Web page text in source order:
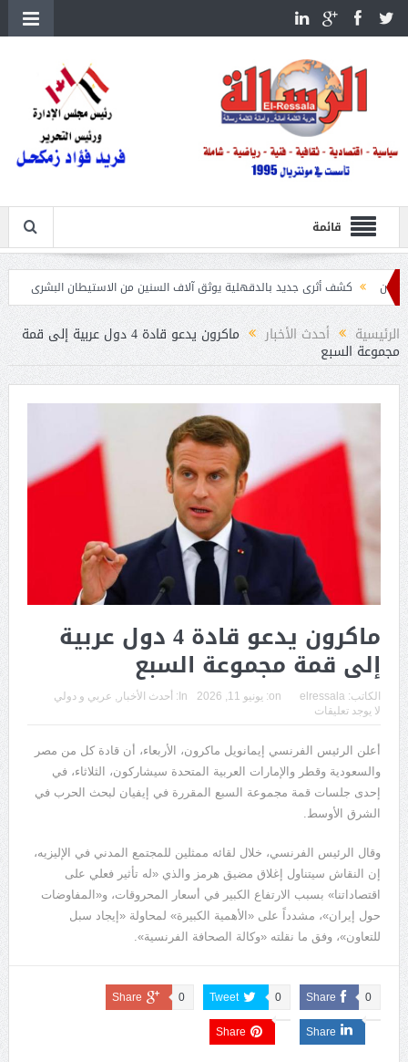
قائمة
كشف أثرى جديد بالدقهلية يوثق آلاف السنين من الاستيطان البشرى اتحاد الكرة يطلب
الرئيسية أحدث الأخبار ماكرون يدعو قادة 4 دول عربية إلى قمة
مجموعة السبع
ماكرون يدعو قادة 4 دول عربية
إلى قمة مجموعة السبع
الكاتب: elressala
on: يونيو 11, 2026 In: أحدث الأخبار , عربي و دولي
لا يوجد تعليقات
أعلن الرئيس الفرنسي إيمانويل ماكرون، الأربعاء، أن قادة كل من مصر
والسعودية وقطر والإمارات العربية المتحدة سيشاركون، الثلاثاء، في
إحدى جلسات قمة مجموعة السبع المقررة في إيفيان لبحث الحرب في
الشرق الأوسط.
وقال الرئيس الفرنسي، خلال لقائه ممثلين للمجتمع المدني في الإليزيه،
إن النقاش سيتناول إغلاق مضيق هرمز والذي «له تأثير فعلي على
اقتصاداتنا» بسبب الارتفاع الكبير في أسعار المحروقات، و«المفاوضات
حول إيران»، مشدداً على «الأهمية الكبيرة» لمحاولة «إيجاد سبل
للتعاون»، وفق ما نقلته «وكالة الصحافة الفرنسية».
Share 0
Tweet 0
Share 0
Share
Share